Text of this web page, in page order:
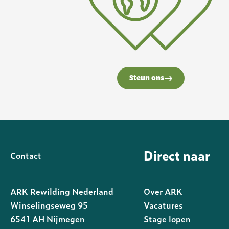
Steun ons
Contact
ARK Rewilding Nederland
Winselingseweg 95
6541 AH Nijmegen
Direct naar
Over ARK
Vacatures
Stage lopen